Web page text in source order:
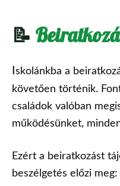
📝
Iskolánkba a
követően történik.
családok valóban
működésünket,
Ezért a beiratkozást
beszélgetés előzi meg: